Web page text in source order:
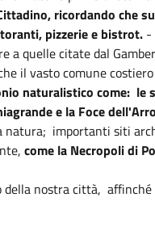
ricordando che
pizzerie e bistrot.-
quelle citate dal
il vasto comune
naturalistico come: le
e la Foce
importanti siti
come la Necropoli di
nostra città, affinché